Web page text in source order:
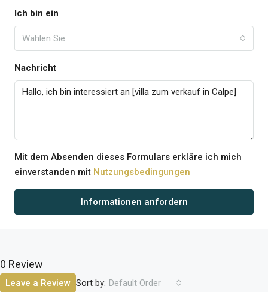
Ich bin ein
Wählen Sie
Nachricht
Mit dem Absenden dieses Formulars erkläre ich mich
einverstanden mit Nutzungsbedingungen
Informationen anfordern
0 Review
Sort by: Default Order
Leave a Review